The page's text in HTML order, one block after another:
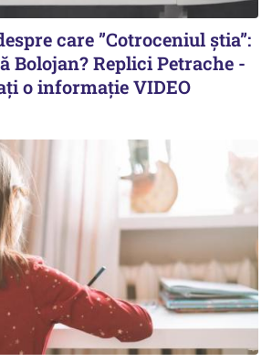
care ”Cotroceniul știa”:
Bolojan? Replici Petrache -
o informație VIDEO